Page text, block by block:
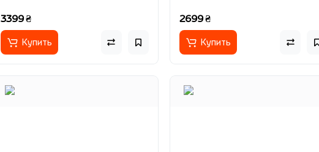
3399 ₴
Купить
2699 ₴
Купить